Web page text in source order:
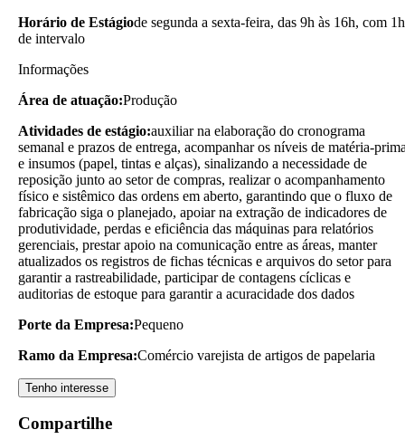
Horário de Estágiode segunda a sexta-feira, das 9h às 16h, com 1h
de intervalo
Informações
Área de atuação:Produção
Atividades de estágio:auxiliar na elaboração do cronograma
semanal e prazos de entrega, acompanhar os níveis de matéria-
e insumos (papel, tintas e alças), sinalizando a necessidade de
reposição junto ao setor de compras, realizar o acompanhamento
físico e sistêmico das ordens em aberto, garantindo que o fluxo de
fabricação siga o planejado, apoiar na extração de indicadores de
produtividade, perdas e eficiência das máquinas para relatórios
gerenciais, prestar apoio na comunicação entre as áreas, manter
atualizados os registros de fichas técnicas e arquivos do setor para
garantir a rastreabilidade, participar de contagens cíclicas e
auditorias de estoque para garantir a acuracidade dos dados
Porte da Empresa:Pequeno
Ramo da Empresa:Comércio varejista de artigos de papelaria
Tenho interesse
Compartilhe